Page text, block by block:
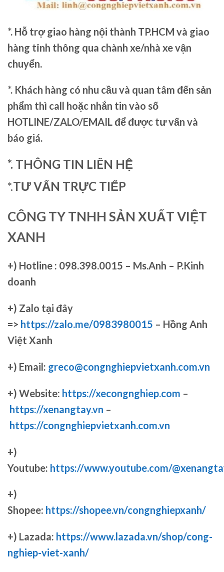
*. Hỗ trợ giao hàng nội thành TP.HCM và giao
hàng tỉnh thông qua chành xe/nhà xe vận
chuyển.
*. Khách hàng có nhu cầu và quan tâm đến sản
phẩm thì call hoặc nhắn tin vào số
HOTLINE/ZALO/EMAIL để được tư vấn và
báo giá.
*. THÔNG TIN LIÊN HỆ
*.TƯ VẤN TRỰC TIẾP
CÔNG TY TNHH SẢN XUẤT VIỆT
XANH
+) Hotline : 098.398.0015 – Ms.Anh – P.Kinh
doanh
+) Zalo tại đây
=> https://zalo.me/0983980015 – Hồng Anh
Việt Xanh
+) Email: greco@congnghiepvietxanh.com.vn
+) Website: https://xecongnghiep.com –
https://xenangtay.vn –
https://congnghiepvietxanh.com.vn
+)
Youtube: https://www.youtube.com/
+)
Shopee: https://shopee.vn/congnghiepxanh/
+) Lazada: https://www.lazada.vn/shop/cong-
nghiep-viet-xanh/